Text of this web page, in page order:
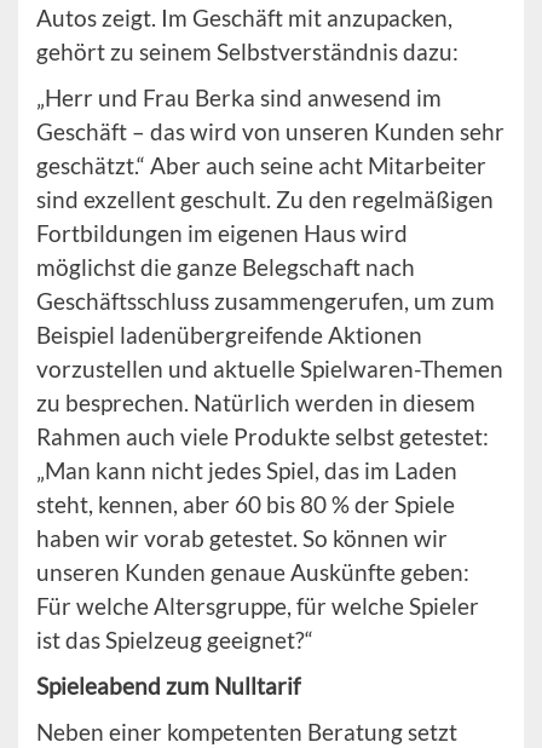
Autos zeigt. Im Geschäft mit anzupacken,
gehört zu seinem Selbstverständnis dazu:
„Herr und Frau Berka sind anwesend im
Geschäft – das wird von unseren Kunden sehr
geschätzt.“ Aber auch seine acht Mitarbeiter
sind exzellent geschult. Zu den regelmäßigen
Fortbildungen im eigenen Haus wird
möglichst die ganze Belegschaft nach
Geschäftsschluss zusammengerufen, um zum
Beispiel ladenübergreifende Aktionen
vorzustellen und aktuelle Spielwaren-Themen
zu besprechen. Natürlich werden in diesem
Rahmen auch viele Produkte selbst getestet:
„Man kann nicht jedes Spiel, das im Laden
steht, kennen, aber 60 bis 80 % der Spiele
haben wir vorab getestet. So können wir
unseren Kunden genaue Auskünfte geben:
Für welche Altersgruppe, für welche Spieler
ist das Spielzeug geeignet?“
Spieleabend zum Nulltarif
Neben einer kompetenten Beratung setzt